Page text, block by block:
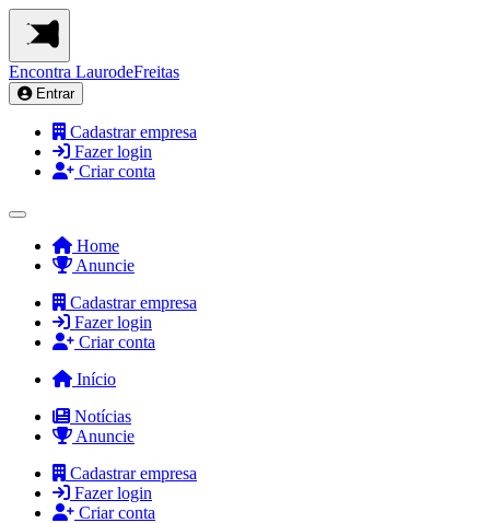
Encontra LaurodeFreitas
Entrar
Cadastrar empresa
Fazer login
Criar conta
Home
Anuncie
Cadastrar empresa
Fazer login
Criar conta
Início
Notícias
Anuncie
Cadastrar empresa
Fazer login
Criar conta